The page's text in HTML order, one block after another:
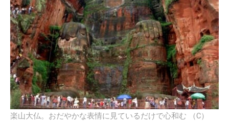
楽山大仏。おだやかな表情に見ているだけで心和む （C）